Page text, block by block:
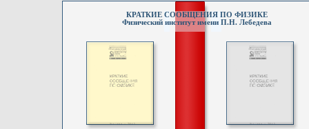
КРАТКИЕ СООБЩЕНИЯ ПО ФИЗИКЕ
Физический институт имени П.Н. Лебедева